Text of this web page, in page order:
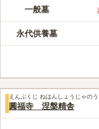
活気ある住宅街
市の重要文化財
塔が祀られてあ
事前に確認する
この霊園はまだ誰からも
一般墓
永代供養墓
えんぷくじ ねはんしょうじゃの
圓福寺 涅槃精舎